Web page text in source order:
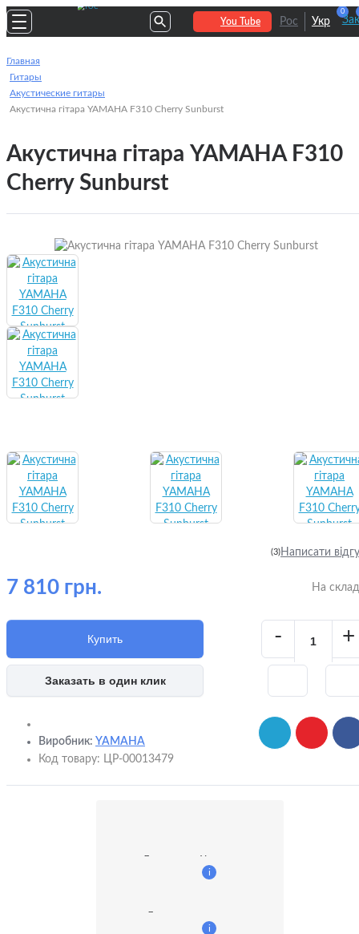
You Tube Рос Укр
0
Главная
Гитары
Акустические гитары
Акустична гітара YAMAHA F310 Cherry Sunburst
Акустична гітара YAMAHA F310
Cherry Sunburst
(3)Написати
7 810 грн. На
Купить - +
Заказать в один клик
Виробник: YAMAHA
Код товару: ЦР-00013479
Доставка по Украине
Доставка курьером
i
i